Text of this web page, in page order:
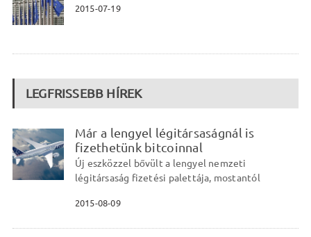
2015-07-19
LEGFRISSEBB HÍREK
Már a lengyel légitársaságnál is
fizethetünk bitcoinnal
Új eszközzel bővült a lengyel nemzeti
légitársaság fizetési palettája, mostantól
2015-08-09